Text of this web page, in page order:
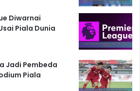
Diwarnai
Piala Dunia
Jadi Pembeda
Piala